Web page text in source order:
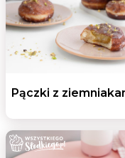
Pączki z